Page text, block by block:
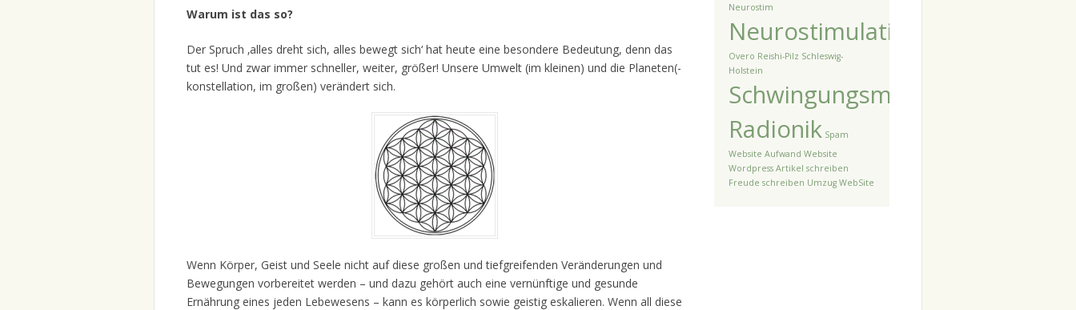
Warum ist das so?
Der Spruch ‚alles dreht sich, alles bewegt sich‘ hat heute eine besondere Bedeutung, denn das
tut es! Und zwar immer schneller, weiter, größer! Unsere Umwelt (im kleinen) und die Planeten(-
konstellation, im großen) verändert sich.
Wenn Körper, Geist und Seele nicht auf diese großen und tiefgreifenden Veränderungen und
Bewegungen vorbereitet werden – und dazu gehört auch eine vernünftige und gesunde
Ernährung eines jeden Lebewesens – kann es körperlich sowie geistig eskalieren. Wenn all diese
Neurostim
Neurostimulation
Overo Reishi-Pilz Schleswig-
Holstein
Schwingungsmedizin
Radionik Spam
Website Aufwand Website
Wordpress Artikel schreiben
Freude schreiben Umzug WebSite